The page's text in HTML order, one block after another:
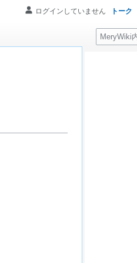
ログインしていません トーク
検
索